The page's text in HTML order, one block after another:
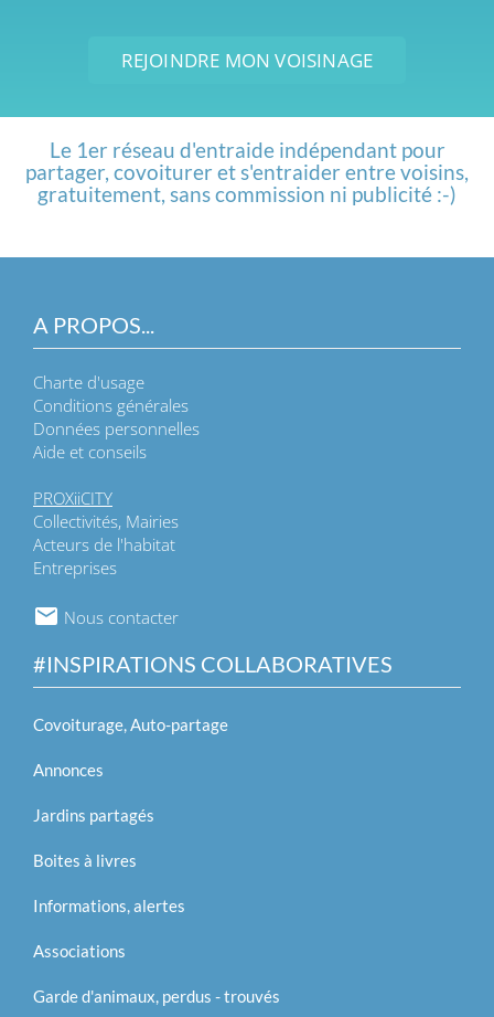
REJOINDRE MON VOISINAGE
Le 1er réseau d'entraide indépendant pour
partager, covoiturer et s'entraider entre voisins,
gratuitement, sans commission ni publicité :-)
A PROPOS...
Charte d'usage
Conditions générales
Données personnelles
Aide et conseils
PROXiiCITY
Collectivités, Mairies
Acteurs de l'habitat
Entreprises
Nous contacter
#INSPIRATIONS COLLABORATIVES
Covoiturage, Auto-partage
Annonces
Jardins partagés
Boites à livres
Informations, alertes
Associations
Garde d'animaux, perdus - trouvés